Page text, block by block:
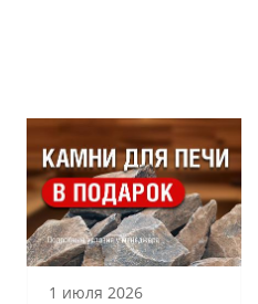
1 июля 2026